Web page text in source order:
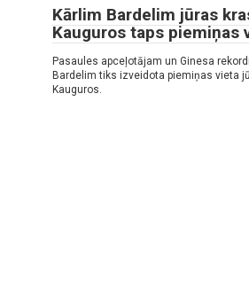
Kārlim Bardelim jūras
Kauguros taps piemiņas
Pasaules apceļotājam un Ginesa
Bardelim tiks izveidota piemiņas vieta
Kauguros.